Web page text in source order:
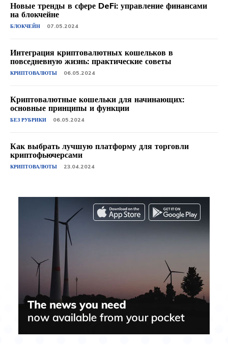
Новые тренды в сфере DeFi: управление финансами
на блокчейне
БЛОКЧЕЙН 07.05.2024
Интеграция криптовалютных кошельков в
повседневную жизнь: практические советы
КРИПТОВАЛЮТЫ 06.05.2024
Криптовалютные кошельки для начинающих:
основные принципы и функции
БЕЗ РУБРИКИ 06.05.2024
Как выбрать лучшую платформу для торговли
криптофьючерсами
КРИПТОВАЛЮТЫ 23.04.2024